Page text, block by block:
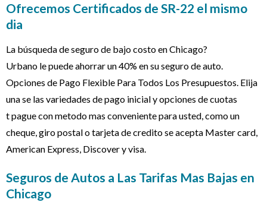
Ofrecemos Certificados de SR-22 el mismo
dia
La búsqueda de seguro de bajo costo en Chicago?
Urbano le puede ahorrar un 40% en su seguro de auto.
Opciones de Pago Flexible Para Todos Los Presupuestos. Elija
una se las variedades de pago inicial y opciones de cuotas
t pague con metodo mas conveniente para usted, como un
cheque, giro postal o tarjeta de credito se acepta Master card,
American Express, Discover y visa.
Seguros de Autos a Las Tarifas Mas Bajas en
Chicago